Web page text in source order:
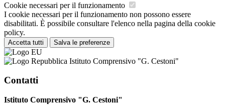
Cookie necessari per il funzionamento
I cookie necessari per il funzionamento non possono essere
disabilitati. È possibile consultare l'elenco nella pagina della cookie
policy.
Accetta tutti Salva le preferenze
Istituto Comprensivo "G. Cestoni"
Contatti
Istituto Comprensivo "G. Cestoni"